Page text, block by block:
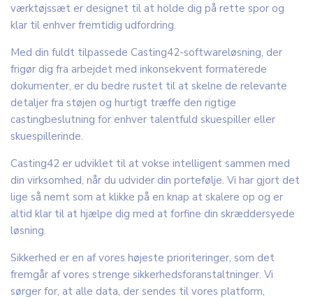
værktøjssæt er designet til at holde dig på rette spor og
klar til enhver fremtidig udfordring.
Med din fuldt tilpassede Casting42-softwareløsning, der
frigør dig fra arbejdet med inkonsekvent formaterede
dokumenter, er du bedre rustet til at skelne de relevante
detaljer fra støjen og hurtigt træffe den rigtige
castingbeslutning for enhver talentfuld skuespiller eller
skuespillerinde.
Casting42 er udviklet til at vokse intelligent sammen med
din virksomhed, når du udvider din portefølje. Vi har gjort det
lige så nemt som at klikke på en knap at skalere op og er
altid klar til at hjælpe dig med at forfine din skræddersyede
løsning.
Sikkerhed er en af vores højeste prioriteringer, som det
fremgår af vores strenge sikkerhedsforanstaltninger. Vi
sørger for, at alle data, der sendes til vores platform,